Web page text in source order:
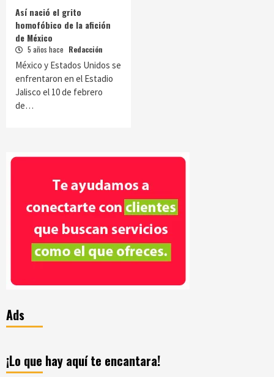
Así nació el grito
homofóbico de la afición
de México
5 años hace Redacción
México y Estados Unidos se
enfrentaron en el Estadio
Jalisco el 10 de febrero
de…
Ads
¡Lo que hay aquí te encantara!